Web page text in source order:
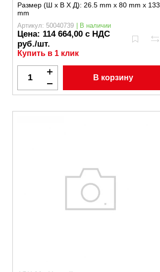
Размер (Ш x В X Д): 26.5 mm x 80 mm x 133
mm
Артикул: 50040739 | В наличии
Цена: 114 664,00 с НДС
руб./шт.
Купить в 1 клик
В корзину